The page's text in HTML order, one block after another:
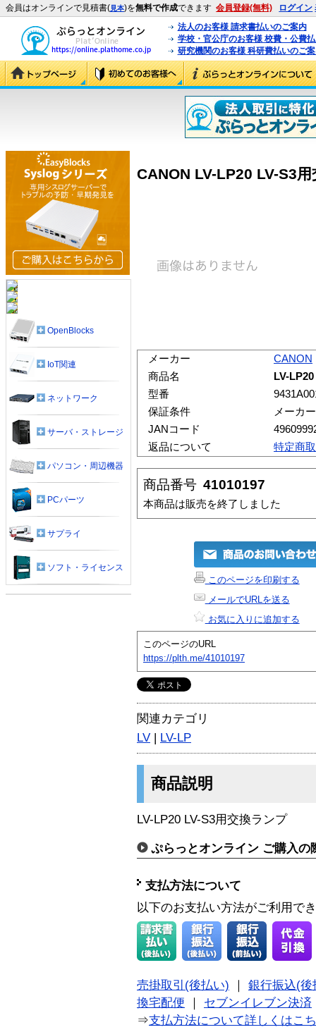
会員はオンラインで見積書(見本)を無料で作成できます 会員登録(無料) ログイン
法人のお客様 請求書払いのご案内
学校・官公庁のお客様 校費・公費
研究機関のお客様 科研費払いのご
CANON LV-LP20 LV-S3
メーカー
CANON
商品名
LV-
型番
保証条件
メーカ
JANコード
返品について
特定商
商品番号 41010197
本商品は販売を終了しました
このページを印刷する
メールでURLを送る
お気に入りに追加する
このページのURL
https://plth.me/41010197
関連カテゴリ
LV | LV-LP
商品説明
LV-LP20 LV-S3用交換ランプ
ぷらっとオンライン ご購入の
支払方法について
以下のお支払い方法がご利用で
売掛取引(後払い)
銀行振込(後
換宅配便
セブンイレブン決済
⇒支払方法について詳しくはこ
OpenBlocks
IoT関連
ネットワーク
サーバ・ストレージ
パソコン・周辺機器
PCパーツ
サプライ
ソフト・ライセンス